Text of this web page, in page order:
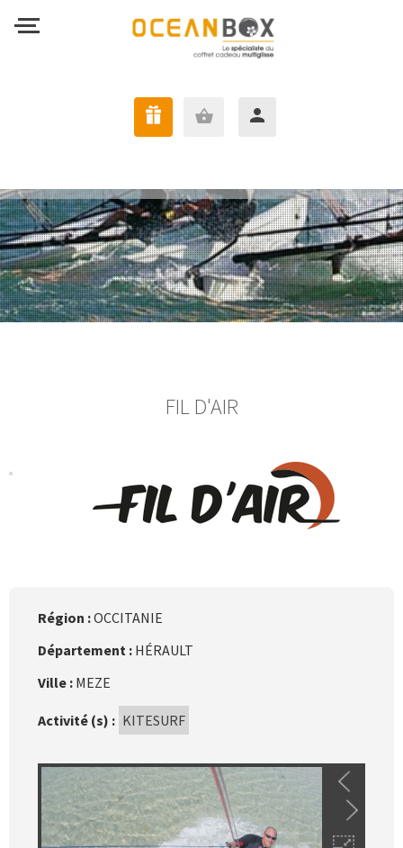
FIL D'AIR
Région :OCCITANIE
Département : HÉRAULT
Ville : MEZE
Activité (s) : KITESURF